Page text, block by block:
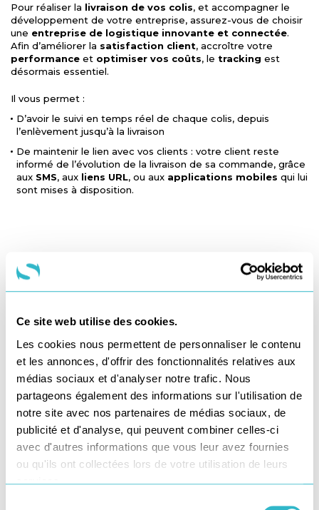
Ce site web utilise des cookies.
Les cookies nous permettent de personnaliser le contenu
et les annonces, d'offrir des fonctionnalités relatives aux
médias sociaux et d'analyser notre trafic. Nous
partageons également des informations sur l'utilisation de
notre site avec nos partenaires de médias sociaux, de
publicité et d'analyse, qui peuvent combiner celles-ci
avec d'autres informations que vous leur avez fournies
ou qu'ils ont collectées lors de votre utilisation de leurs
services.
Pour réaliser la livraison de vos colis, et accompagner le
développement de votre entreprise, assurez-vous de choisir
une entreprise de logistique innovante et connectée.
Afin d’améliorer la satisfaction client, accroître votre
performance et optimiser vos coûts, le tracking est
désormais essentiel.
Il vous permet :
D’avoir le suivi en temps réel de chaque colis, depuis
l’enlèvement jusqu’à la livraison
De maintenir le lien avec vos clients : votre client reste
informé de l’évolution de la livraison de sa commande, grâce
aux SMS, aux liens URL, ou aux applications mobiles qui lui
sont mises à disposition.
Livraison de colis : l’agilité au cœur
Puisque lesmodes de vies des clientsne cessent
d’évoluer, les marques doivent s’adapter. Afin de suivre les
nouveaux rythmes de consommation, c’est l’agilitéde
votre mode de livraisonqui fera la différence. Avec des
options delivraison sur rendez-vous, deslivraisons
express en 1h ou 2h
livraisons quotidiennes, et des solutions de livraison de
colis lesoiretdurant le week-end ,Star Serviceœuvre
afin de vous aider à rester dans la course !
CONTACTEZ-NOUS